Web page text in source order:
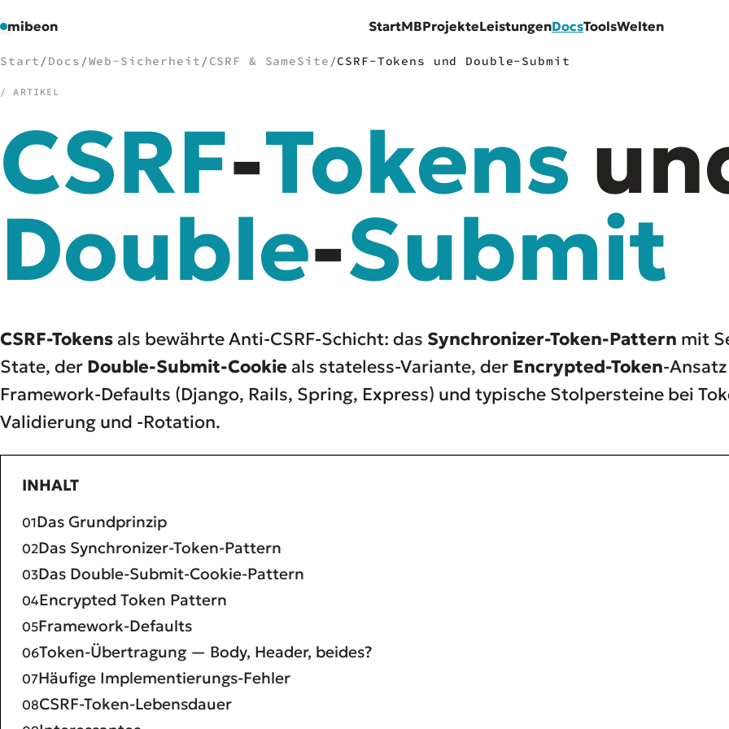
mibeon StartMBProjekteLeistungenDocsToolsWelten
/ NAVIGATION
01Start
MB
Projekte
04Leistungen
05Docs
Tools
Start / Docs /Web-Sicherheit / CSRF & SameSite /CSRF-Tokens und Double-Submit
/ ARTIKEL
CSRF-Tokens
Double-Submit
CSRF-Tokens als bewährte Anti-CSRF-Schicht: das Synchronizer-Token-Pattern mit
State, der Double-Submit-Cookie als stateless-Variante, der Encrypted-Token-
Framework-Defaults (Django, Rails, Spring, Express) und typische Stolpersteine bei
Validierung und -Rotation.
INHALT
Das Grundprinzip
Das Synchronizer-Token-Pattern
Das Double-Submit-Cookie-Pattern
Encrypted Token Pattern
Framework-Defaults
Token-Übertragung — Body, Header, beides?
Häufige Implementierungs-Fehler
CSRF-Token-Lebensdauer